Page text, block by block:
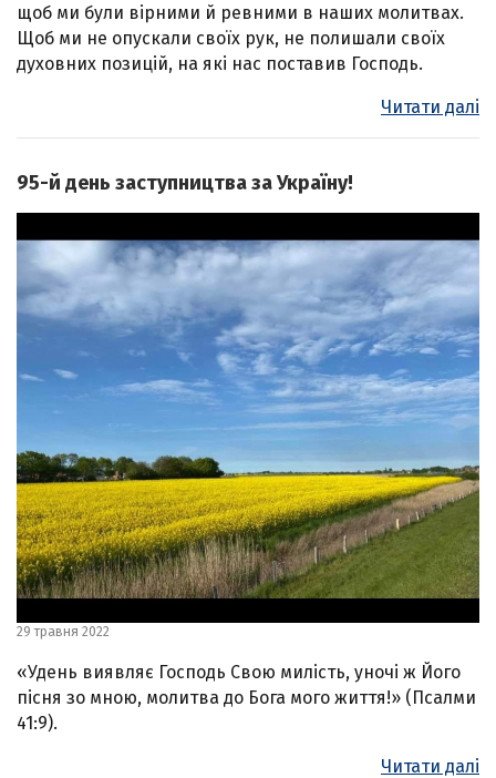
щоб ми були вірними й ревними в наших молитвах.
Щоб ми не опускали своїх рук, не полишали своїх
духовних позицій, на які нас поставив Господь.
Читати далі
95-й день заступництва за Україну!
29 травня 2022
«Удень виявляє Господь Свою милість, уночі ж Його
пісня зо мною, молитва до Бога мого життя!» (Псалми
41:9).
Читати далі